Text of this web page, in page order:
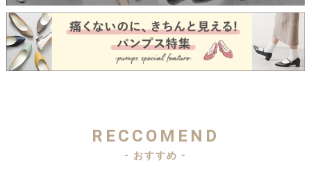
RECCOMEND
- おすすめ -